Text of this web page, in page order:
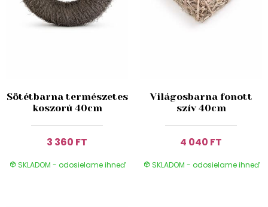
Sötétbarna természetes
koszorú 40cm
3 360 FT
SKLADOM - odosielame ihneď
Világosbarna fonott
szív 40cm
4 040 FT
SKLADOM - odosielame ihneď